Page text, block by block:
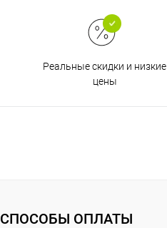
Реальные скидки и низкие
цены
СПОСОБЫ ОПЛАТЫ